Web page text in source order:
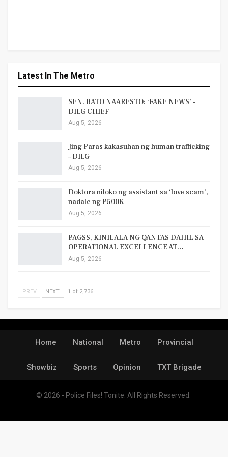
Latest In The Metro
SEN. BATO NAARESTO: ‘FAKE NEWS’ –
DILG CHIEF
Aug 5, 2026
Jing Paras kakasuhan ng human trafficking
– DILG
Aug 5, 2026
Doktora niloko ng assistant sa ‘love scam’,
nadale ng P500K
Aug 5, 2026
PAGSS, KINILALA NG QANTAS DAHIL SA
OPERATIONAL EXCELLENCE AT…
Aug 5, 2026
PREV NEXT 1 of 2,736
Home National Metro Provincial
Showbiz Sports Opinion TXT Brigade
© 2026 - Police Files! Tonite. All Rights Reserved.